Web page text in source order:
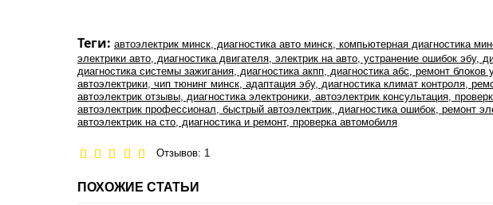
Теги: автоэлектрик минск, диагностика авто минск, компьютерная диагностика
электрики авто, диагностика двигателя, электрик на авто, устранение ошибок эбу,
диагностика системы зажигания, диагностика акпп, диагностика абс, ремонт
автоэлектрики, чип тюнинг минск, адаптация эбу, диагностика климат контроля,
автоэлектрик отзывы, диагностика электроники, автоэлектрик консультация,
автоэлектрик профессионал, быстрый автоэлектрик, диагностика ошибок, ремонт
автоэлектрик на сто, диагностика и ремонт, проверка автомобиля
Отзывов: 1
ПОХОЖИЕ СТАТЬИ